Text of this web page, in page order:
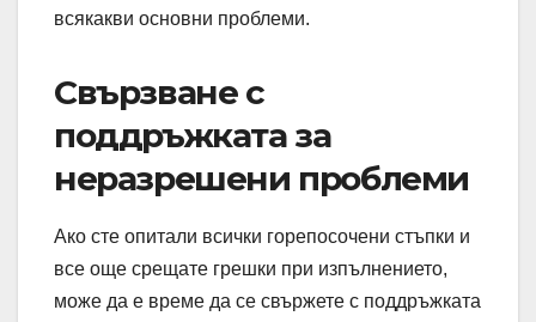
всякакви основни проблеми.
Свързване с
поддръжката за
неразрешени проблеми
Ако сте опитали всички горепосочени стъпки и
все още срещате грешки при изпълнението,
може да е време да се свържете с поддръжката